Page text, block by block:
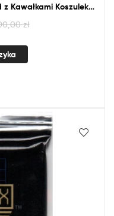
z Kawałkami Koszulek
1 /10
zł